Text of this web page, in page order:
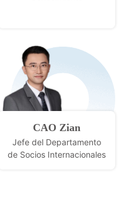
CAO Zian
Jefe del Departamento
de Socios Internacionales